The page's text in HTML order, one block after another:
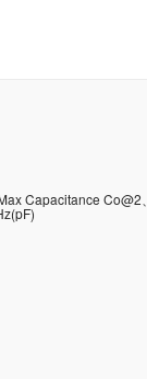
Capacitance Co@2、